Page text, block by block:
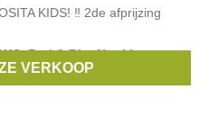
KIDS! ‼️ 2de afprijzing
,Red & Blu,Noukies,
VERKOOP